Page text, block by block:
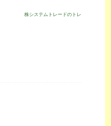
株システムトレードのトレジスタ・ス